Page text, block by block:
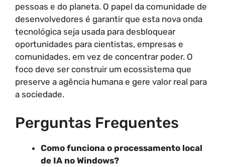
pessoas e do planeta. O papel da comunidade de
desenvolvedores é garantir que esta nova onda
tecnológica seja usada para desbloquear
oportunidades para cientistas, empresas e
comunidades, em vez de concentrar poder. O
foco deve ser construir um ecossistema que
preserve a agência humana e gere valor real para
a sociedade.
Perguntas Frequentes
Como funciona o processamento local
de IA no Windows?